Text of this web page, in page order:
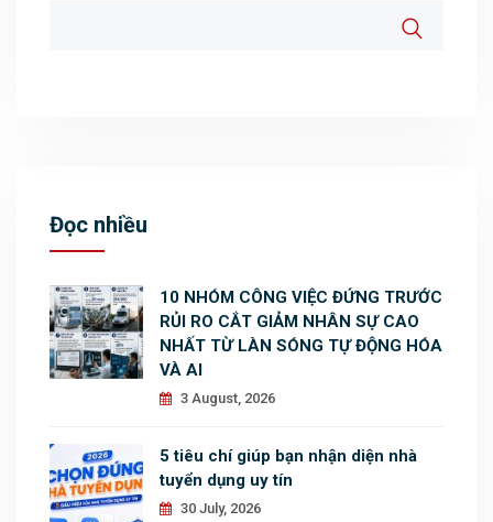
Đọc nhiều
10 NHÓM CÔNG VIỆC ĐỨNG TRƯỚC
RỦI RO CẮT GIẢM NHÂN SỰ CAO
NHẤT TỪ LÀN SÓNG TỰ ĐỘNG HÓA
VÀ AI
3 August, 2026
5 tiêu chí giúp bạn nhận diện nhà
tuyển dụng uy tín
30 July, 2026